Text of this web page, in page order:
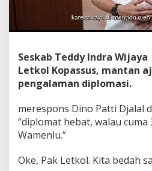
Seskab Teddy Indra Wijaya
Letkol Kopassus, mantan
pengalaman diplomasi.
merespons Dino Patti Djalal
“diplomat hebat, walau cuma
Wamenlu.”
Oke, Pak Letkol. Kita bedah